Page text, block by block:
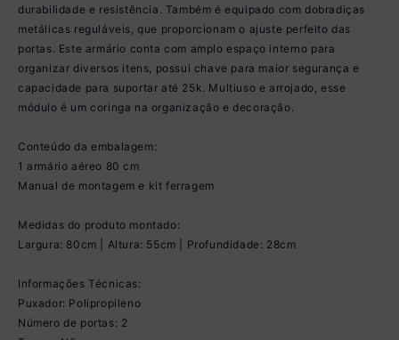
durabilidade e resistência. Também é equipado com dobradiças
metálicas reguláveis, que proporcionam o ajuste perfeito das
portas. Este armário conta com amplo espaço interno para
organizar diversos itens, possui chave para maior segurança e
capacidade para suportar até 25k. Multiuso e arrojado, esse
módulo é um coringa na organização e decoração.
Conteúdo da embalagem:
1 armário aéreo 80 cm
Manual de montagem e kit ferragem
Medidas do produto montado:
Largura: 80cm | Altura: 55cm | Profundidade: 28cm
Informações Técnicas:
Puxador: Polipropileno
Número de portas: 2